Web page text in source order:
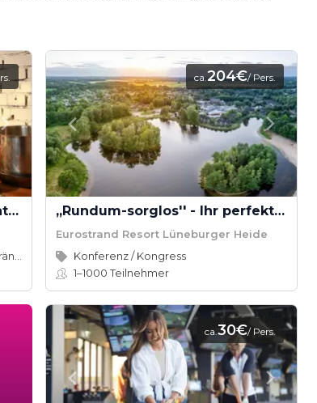
Teamevent im Loft: Kochevent inkl. Cocktail-Workshop ab 16 Teilnehmern
ca.204€/ Pers.
,,Rundum-sorglos'' - Ihr perfekter Veranstaltungstag
Eurostrand Resort Lüneburger Heide
Konferenz / Kongress
1–1000Teilnehmer
ca.30€/ Pers.